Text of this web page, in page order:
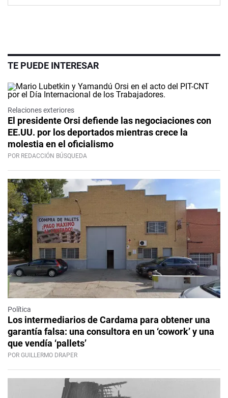
TE PUEDE INTERESAR
Relaciones exteriores
El presidente Orsi defiende las negociaciones con
EE.UU. por los deportados mientras crece la
molestia en el oficialismo
POR REDACCIÓN BÚSQUEDA
Política
Los intermediarios de Cardama para obtener una
garantía falsa: una consultora en un ‘cowork’ y una
que vendía ‘pallets’
POR GUILLERMO DRAPER